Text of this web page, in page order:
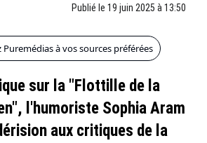
Publié le 19 juin 2025 à 13:50
Puremédias à vos sources préférées
sur la "Flottille de la
l'humoriste Sophia Aram
aux critiques de la